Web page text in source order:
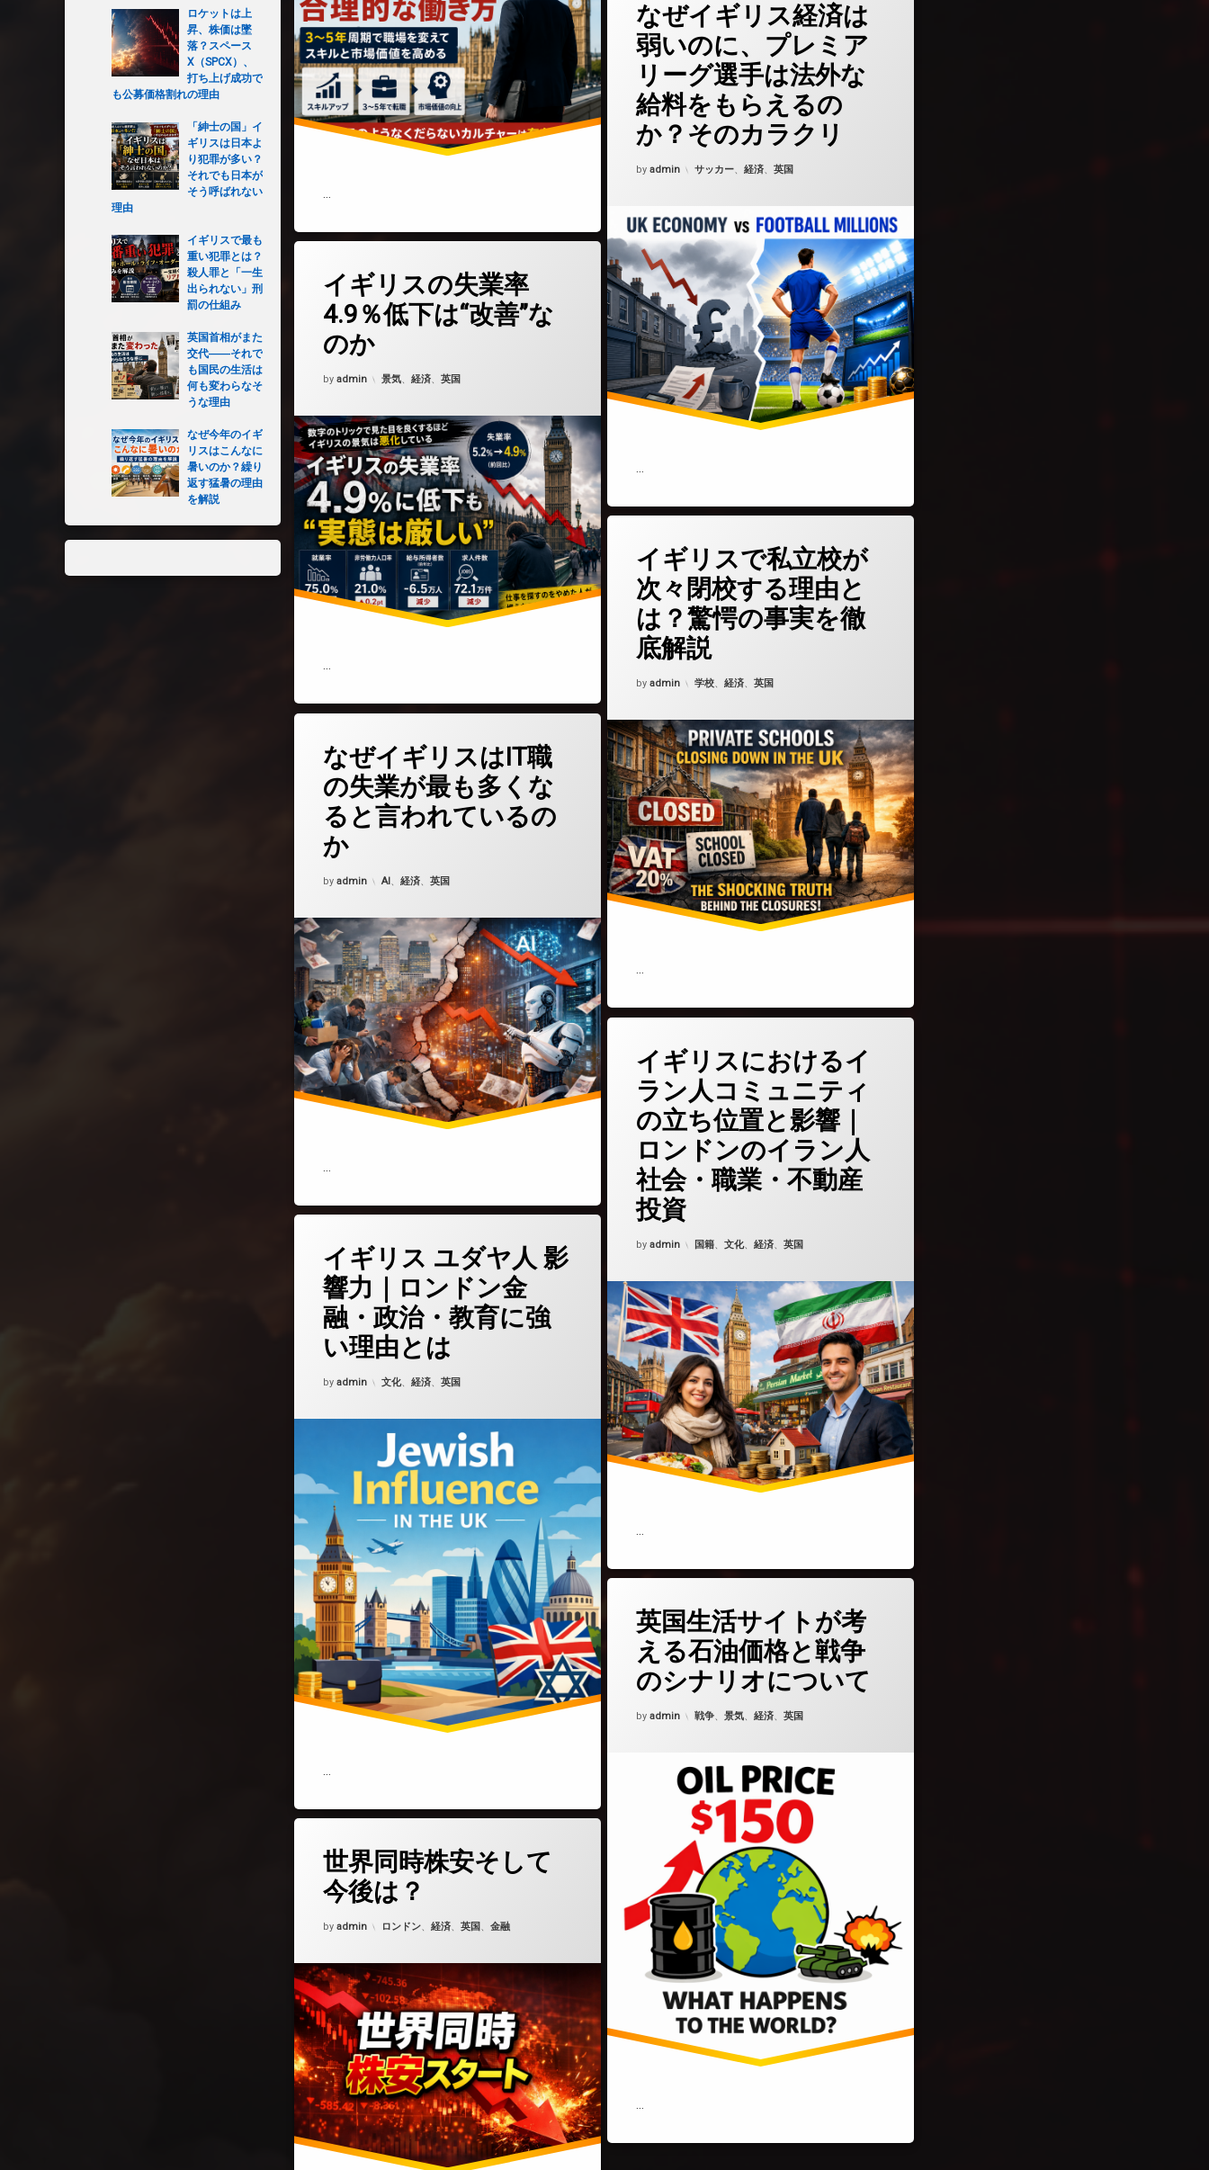
…
なぜイギリス経済は
弱いのに、プレミア
リーグ選手は法外な
給料をもらえるの
か？そのカラクリ
Updated on 2026年5月5日
byadmin カテゴリー:
サッカー、経済、英国
…
イギリスの失業率
4.9％低下は“改善”な
のか
Updated on 2026年4月21日
byadmin カテゴリー:
景気、経済、英国
…
(イギリスの失業率4.9％低下は“改善”なのか)
イギリスで私立校が
次々閉校する理由と
は？驚愕の事実を徹
底解説
Updated on 2026年4月14日
byadmin カテゴリー:
学校、経済、英国
…
なぜイギリスはIT職
の失業が最も多くな
ると言われているの
か
Updated on 2026年4月6日
byadmin カテゴリー:
AI、経済、英国
(なぜイギリスはIT職の失業が最も多くなると言われているのか)
イギリスにおけるイ
ラン人コミュニティ
の立ち位置と影響｜
ロンドンのイラン人
社会・職業・不動産
投資
Updated on 2026年4月5日
byadmin カテゴリー:
国籍、文化、経済、英国
イギリス ユダヤ人 影
響力｜ロンドン金
融・政治・教育に強
い理由とは
Updated on 2026年4月5日
byadmin カテゴリー:
文化、経済、英国
英国生活サイトが考
える石油価格と戦争
のシナリオについて
Updated on2026年3月28日
byadmin カテゴリー:
戦争、景気、経済、英国
世界同時株安そして
今後は？
Updated on 2026年3月9日
byadmin カテゴリー:
ロンドン、経済、英国 、金融
ロケットは上
昇、株価は墜
落？スペース
X（SPCX）、
打ち上げ成功で
も公募価格割れの理由
「紳士の国」イ
ギリスは日本よ
り犯罪が多い？
それでも日本が
そう呼ばれない
理由
イギリスで最も
重い犯罪とは？
殺人罪と「一生
出られない」刑
罰の仕組み
英国首相がまた
交代――それで
も国民の生活は
何も変わらなそ
うな理由
なぜ今年のイギ
リスはこんなに
暑いのか？繰り
返す猛暑の理由
を解説